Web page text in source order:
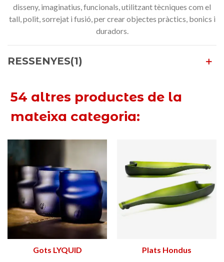
disseny, imaginatius , funcionals utilitzanttècniques com el
tall, polit, sorrejat i fusió , per crearobjectes pràctics , bonics i
duradors.
RESSENYES(1)
54 altres productes de la
mateixa categoria:
Gots LYQUID
Plats Hondus